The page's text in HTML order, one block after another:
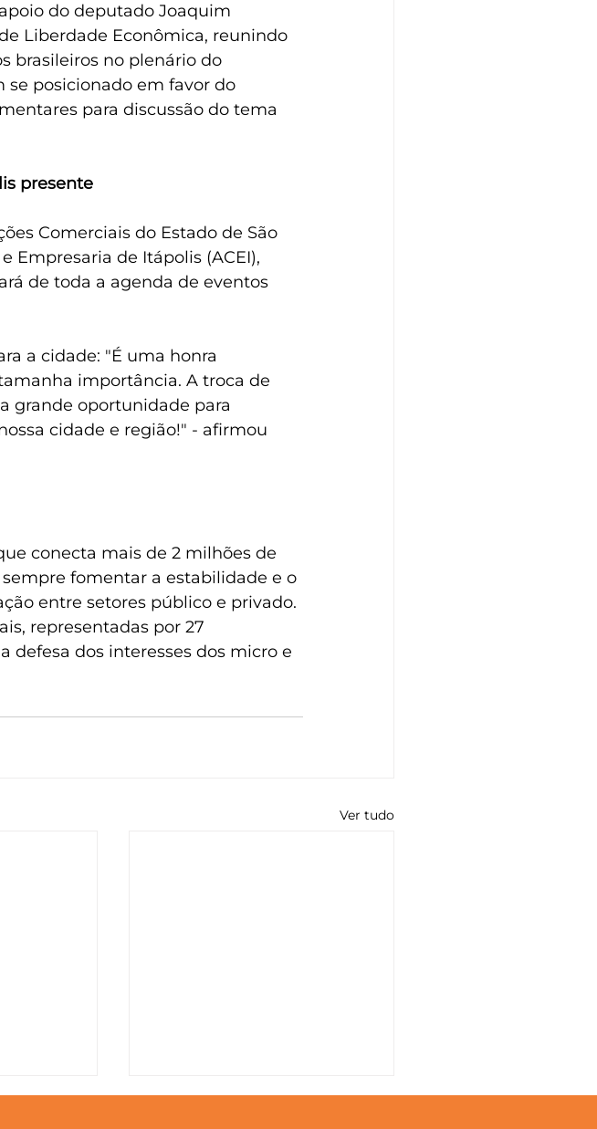
do deputado Joaquim
Liberdade Econômica, reunindo
brasileiros no plenário do
posicionado em favor do
para discussão do tema
presente
Comerciais do Estado de São
Empresaria de Itápolis (ACEI),
de toda a agenda de eventos
a cidade: "É uma honra
importância. A troca de
grande oportunidade para
cidade e região!" - afirmou
conecta mais de 2 milhões de
fomentar a estabilidade e o
entre setores público e privado.
representadas por 27
defesa dos interesses dos micro e
Ver tudo